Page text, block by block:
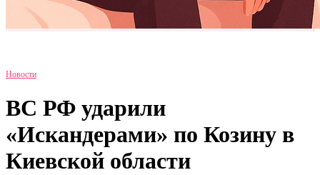
Новости
ВС РФ ударили
«Искандерами» по Козину в
Киевской области